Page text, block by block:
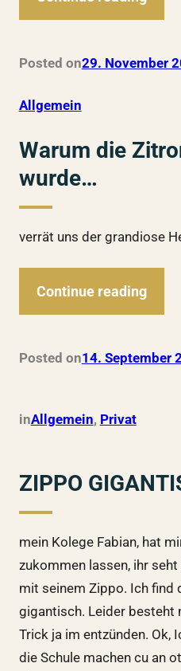
Posted on29. November
Allgemein
Warum die
wurde…
verrät uns der grandiose
Continue reading
Posted on14. September
inAllgemein, Privat
ZIPPO
mein Kolege Fabian, hat
zukommen lassen, ihr
mit seinem Zippo. Ich find
gigantisch. Leider besteht
Trick ja im entzünden. Ok,
die Schule machen cu an